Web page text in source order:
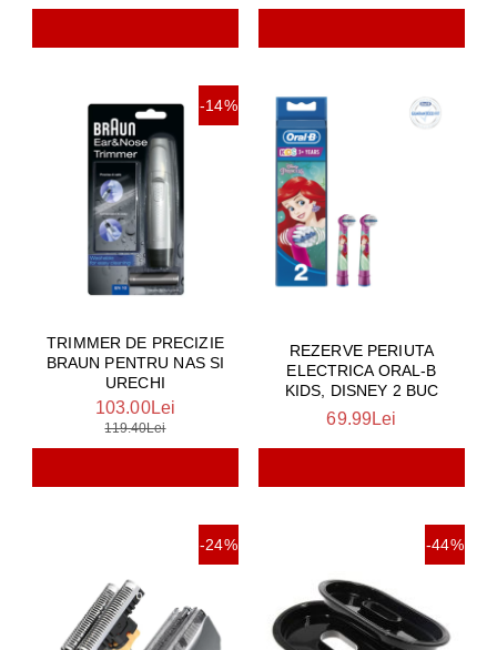
-14%
TRIMMER DE PRECIZIE
BRAUN PENTRU NAS SI
URECHI
103.00Lei
119.40Lei
REZERVE PERIUTA
ELECTRICA ORAL-B
KIDS, DISNEY 2 BUC
69.99Lei
-24% -44%